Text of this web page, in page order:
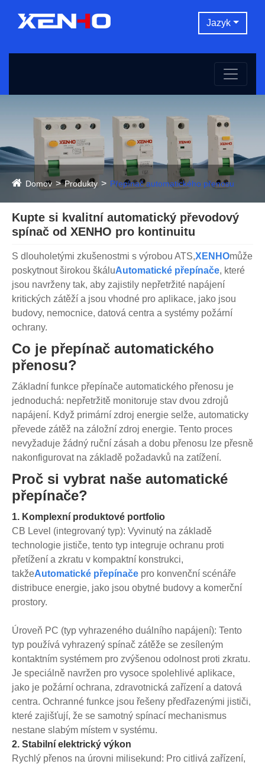
Jazyk
Domov Produkty Přepínač automatického přenosu
Kupte si kvalitní automatický převodový
spínač od XENHO pro kontinuitu
S dlouholetými zkušenostmi s výrobou ATS,XENHOmůže
poskytnout širokou škáluAutomatické přepínače, které
jsou navrženy tak, aby zajistily nepřetržité napájení
kritických zátěží a jsou vhodné pro aplikace, jako jsou
budovy, nemocnice, datová centra a systémy požární
ochrany.
Co je přepínač automatického
přenosu?
Základní funkce přepínače automatického přenosu je
jednoduchá: nepřetržitě monitoruje stav dvou zdrojů
napájení. Když primární zdroj energie selže, automaticky
převede zátěž na záložní zdroj energie. Tento proces
nevyžaduje žádný ruční zásah a dobu přenosu lze přesně
nakonfigurovat na základě požadavků na zatížení.
Proč si vybrat naše automatické
přepínače?
1. Komplexní produktové portfolio
CB Level (integrovaný typ): Vyvinutý na základě
technologie jističe, tento typ integruje ochranu proti
přetížení a zkratu v kompaktní konstrukci,
takžeAutomatické přepínače pro konvenční scénáře
distribuce energie, jako jsou obytné budovy a komerční
prostory.
Úroveň PC (typ vyhrazeného duálního napájení): Tento
typ používá vyhrazený spínač zátěže se zesíleným
kontaktním systémem pro zvýšenou odolnost proti zkratu.
Je speciálně navržen pro vysoce spolehlivé aplikace,
jako je požární ochrana, zdravotnická zařízení a datová
centra. Ochranné funkce jsou řešeny předřazenými jističi,
které zajišťují, že se samotný spínací mechanismus
nestane slabým místem v systému.
2. Stabilní elektrický výkon
Rychlý přenos na úrovni milisekund: Pro citlivá zařízení,